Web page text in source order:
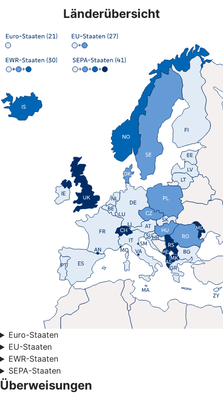
Länderübersicht
Euro-Staaten
EU-Staaten
EWR-Staaten
SEPA-Staaten
Überweisungen